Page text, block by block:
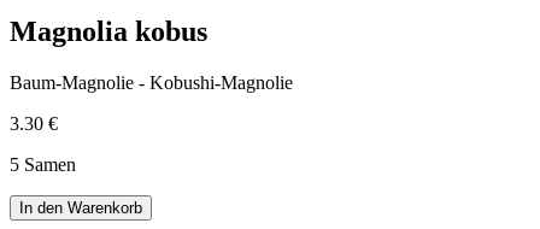
Magnolia kobus
Baum-Magnolie - Kobushi-Magnolie
3.30 €
5 Samen
In den Warenkorb